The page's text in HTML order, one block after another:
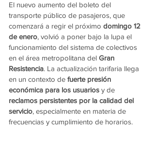
El nuevo aumento del boleto del
transporte público de pasajeros, que
comenzará a regir el próximo domingo 12
de enero, volvió a poner bajo la lupa el
funcionamiento del sistema de colectivos
en el área metropolitana del Gran
Resistencia. La actualización tarifaria llega
en un contexto de fuerte presión
económica para los usuarios y de
reclamos persistentes por la calidad del
servicio, especialmente en materia de
frecuencias y cumplimiento de horarios.